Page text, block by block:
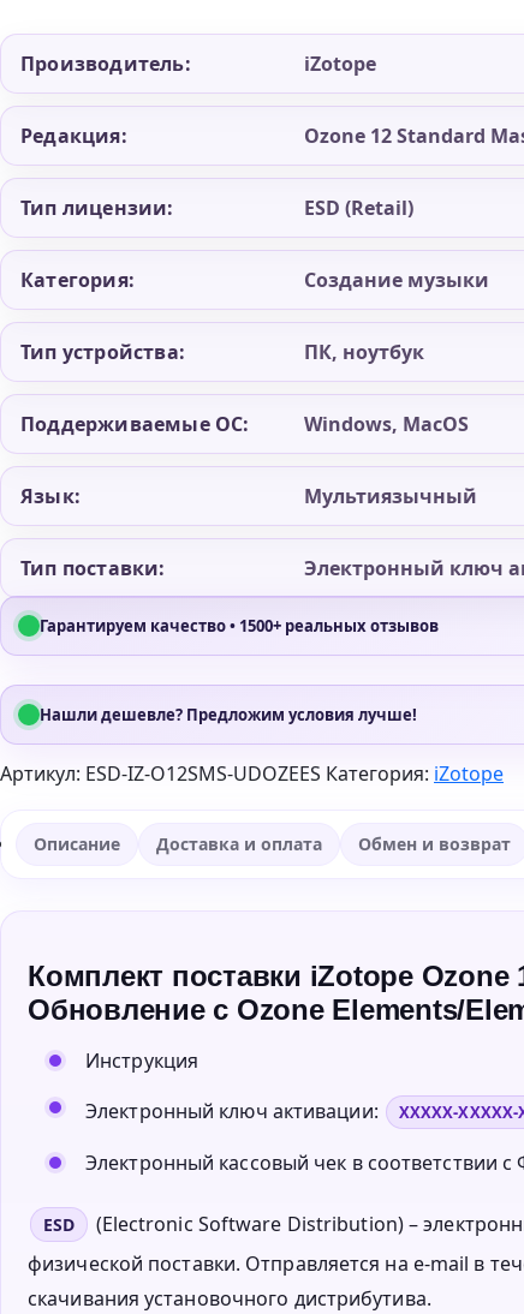
Производитель: iZotope
Редакция: Ozone 12 Standard
Тип лицензии: ESD (Retail)
Категория: Создание музыки
Тип устройства: ПК, ноутбук
Поддерживаемые ОС: Windows, MacOS
Язык: Мультиязычный
Тип поставки: Электронный ключ
Гарантируем качество • 1500+ реальных отзывов
Нашли дешевле? Предложим условия лучше!
Артикул: ESD-IZ-O12SMS-UDOZEES Категория: iZotope
Описание Доставка и оплата Обмен и возврат
Комплект поставки iZotope
Обновление с Ozone Elements/
Инструкция
Электронный ключ активации:
XXXXX-
Электронный кассовый чек в соответствии с
ESD
(Electronic Software Distribution) –
физической поставки. Отправляется на e-mail в
скачивания установочного дистрибутива.